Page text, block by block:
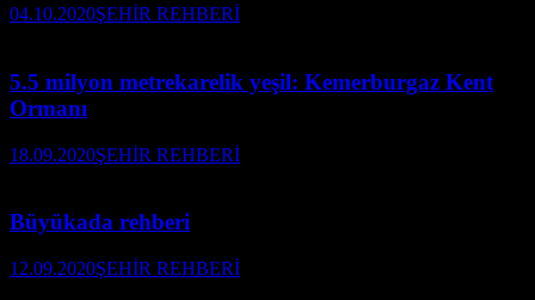
04.10.2020ŞEHİR REHBERİ
5.5 milyon metrekarelik yeşil: Kemerburgaz Kent
Ormanı
18.09.2020ŞEHİR REHBERİ
Büyükada rehberi
12.09.2020ŞEHİR REHBERİ